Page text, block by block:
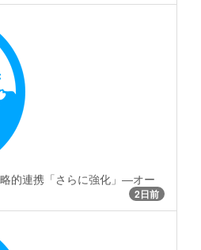
的連携「さらに強化」―オー
2日前